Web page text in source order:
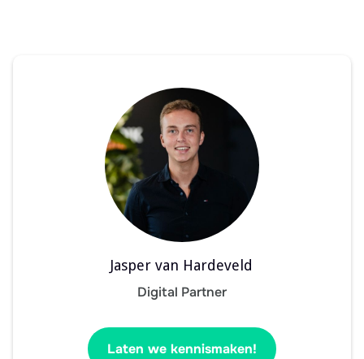
Jasper van Hardeveld
Digital Partner
Laten we kennismaken!